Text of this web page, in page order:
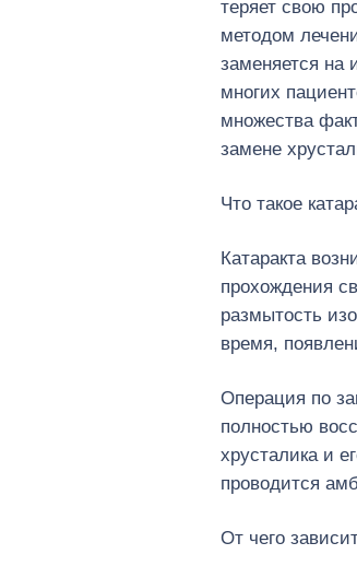
теряет свою
методом
заменяется на
многих
множества
замене
Что такое
Катаракта
прохождения
размытость
время,
Операция по
полностью
хрусталика и
проводится
От чего